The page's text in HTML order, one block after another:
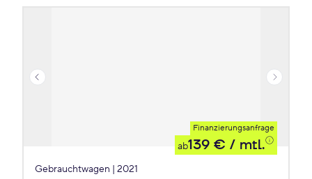
Finanzierungsanfrage
ab139 € / mtl.
Gebrauchtwagen | 2021